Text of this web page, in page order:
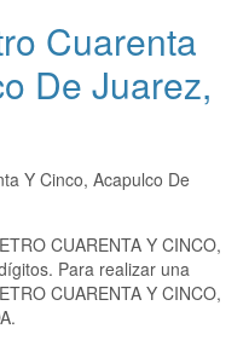
Cuarenta
De Juarez,
Y Cinco, Acapulco De
CUARENTA Y CINCO,
Para realizar una
CUARENTA Y CINCO,